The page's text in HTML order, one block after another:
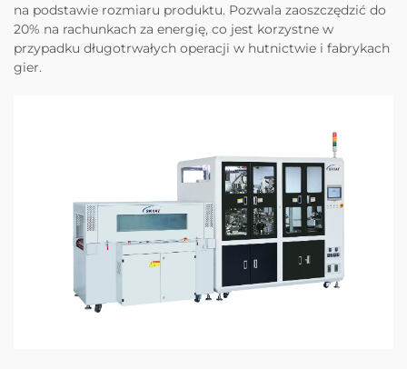
na podstawie rozmiaru produktu. Pozwala zaoszczędzić do
20% na rachunkach za energię, co jest korzystne w
przypadku długotrwałych operacji w hutnictwie i fabrykach
gier.​